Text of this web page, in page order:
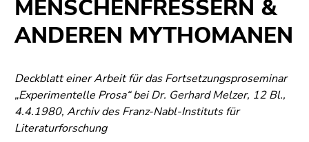
MENSCHENFRESSERN &
ANDEREN MYTHOMANEN
Deckblatt einer Arbeit für das Fortsetzungsproseminar
„Experimentelle Prosa“ bei Dr. Gerhard Melzer, 12 Bl.,
4.4.1980, Archiv des Franz-Nabl-Instituts für
Literaturforschung